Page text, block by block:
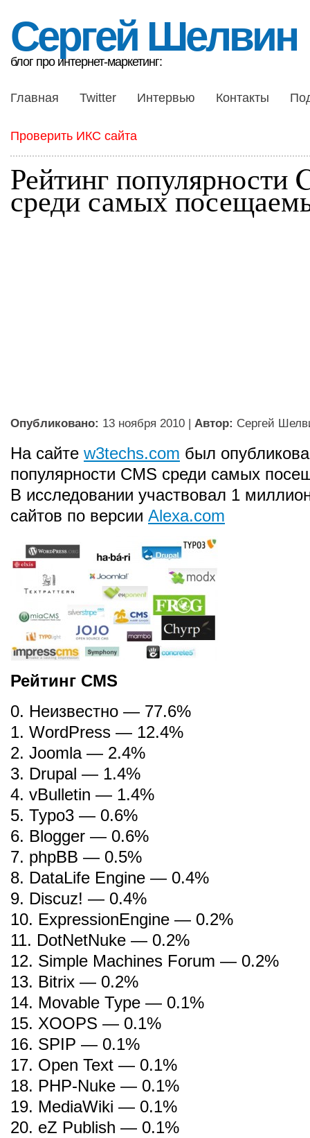
Сергей Шелвин
блог про интернет-маркетинг:
Главная Twitter Интервью Контакты
Проверить ИКС сайта
Рейтинг популярности
среди самых
Опубликовано: 13 ноября 2010 | Автор: Сергей
На сайте w3techs.com был
популярности CMS среди самых
В исследовании участвовал 1
сайтов по версии Alexa.com
Рейтинг CMS
0. Неизвестно — 77.6%
1. WordPress — 12.4%
2. Joomla — 2.4%
3. Drupal — 1.4%
4. vBulletin — 1.4%
5. Typo3 — 0.6%
6. Blogger — 0.6%
7. phpBB — 0.5%
8. DataLife Engine — 0.4%
9. Discuz! — 0.4%
10. ExpressionEngine — 0.2%
11. DotNetNuke — 0.2%
12. Simple Machines Forum — 0.2%
13. Bitrix — 0.2%
14. Movable Type — 0.1%
15. XOOPS — 0.1%
16. SPIP — 0.1%
17. Open Text — 0.1%
18. PHP-Nuke — 0.1%
19. MediaWiki — 0.1%
20. eZ Publish — 0.1%